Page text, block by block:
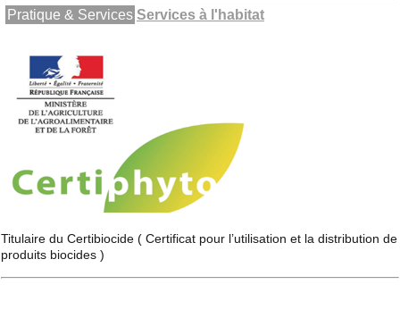
Pratique & Services Services à l'habitat
Titulaire du Certibiocide ( Certificat pour l’utilisation et la distribution de
produits biocides )